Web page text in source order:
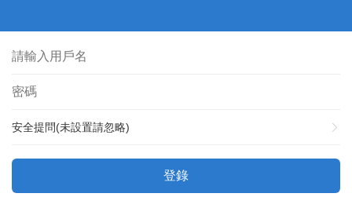
安全提問(未設置請忽略)
登錄